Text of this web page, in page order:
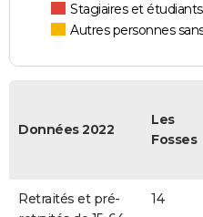
Stagiaires et
Autres personnes
Données 2022
Les
Fosses
Retraités et pré-
14